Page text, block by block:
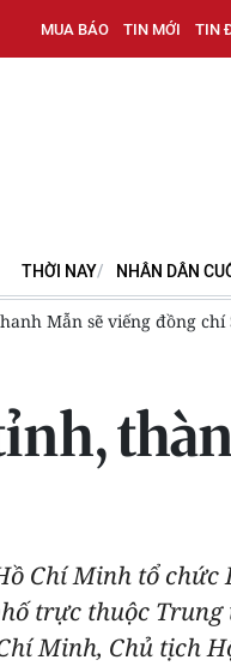
MUA BÁO TIN MỚI TIN
THỜI NAY NHÂN DÂN
đồng chí
Chí Minh tổ chức
trực thuộc
Minh, Chủ tịch